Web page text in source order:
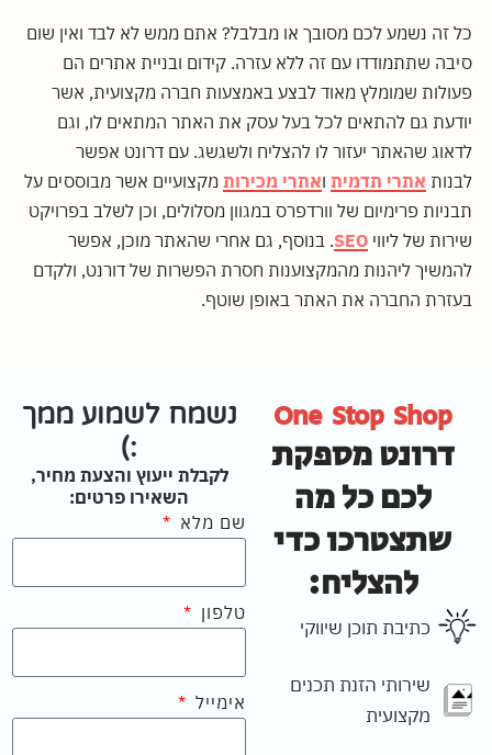
כל זה נשמע לכם מסובך או מבלבל? אתם ממש לא לבד ואין שום
סיבה שתתמודדו עם זה ללא עזרה. קידום ובניית אתרים הם
פעולות שמומלץ מאוד לבצע באמצעות חברה מקצועית, אשר
יודעת גם להתאים לכל בעל עסק את האתר המתאים לו, וגם
לדאוג שהאתר יעזור לו להצליח ולשגשג. עם דרונט אפשר
לבנות אתרי תדמיתואתרי מכירותמקצועיים אשר מבוססים על
תבניות פרימיום של וורדפרס במגוון מסלולים, וכן לשלב בפרויקט
שירות של ליווי SEO. בנוסף, גם אחרי שהאתר מוכן, אפשר
להמשיך ליהנות מהמקצוענות חסרת הפשרות של דורנט, ולקדם
בעזרת החברה את האתר באופן שוטף.
One Stop Shop
דרונט מספקת
לכם כל מה
שתצטרכו כדי
להצליח:
כתיבת תוכן שיווקי
שירותי הזנת תכנים
מקצועית
נשמח לשמוע ממך
:)
לקבלת ייעוץ והצעת מחיר,
השאירו פרטים:
שם מלא
טלפון
אימייל